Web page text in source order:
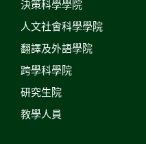
決策科學學院
人文社會科學學院
翻譯及外語學院
跨學科學院
研究生院
教學人員